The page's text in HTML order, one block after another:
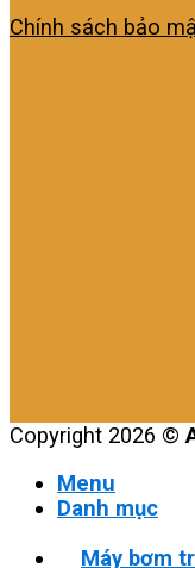
Chính sách bảo
Copyright 2026 ©
Menu
Danh mục
Máy bơm